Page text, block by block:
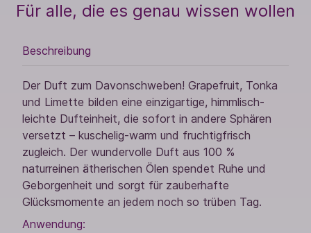
Für alle, die es genau wissen wollen
Beschreibung
Der Duft zum Davonschweben! Grapefruit, Tonka
und Limette bilden eine einzigartige, himmlisch-
leichte Dufteinheit, die sofort in andere Sphären
versetzt – kuschelig-warm und fruchtigfrisch
zugleich. Der wundervolle Duft aus 100 %
naturreinen ätherischen Ölen spendet Ruhe und
Geborgenheit und sorgt für zauberhafte
Glücksmomente an jedem noch so trüben Tag.
Anwendung: